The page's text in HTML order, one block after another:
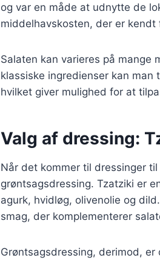
og var en måde at udnytte de
middelhavskosten, der er
Salaten kan varieres på mange
klassiske ingredienser kan
hvilket giver mulighed for at
Valg af dressing:
Når det kommer til dressinger
grøntsagsdressing. Tzatziki er
agurk, hvidløg, olivenolie og
smag, der komplementerer
Grøntsagsdressing, derimod,